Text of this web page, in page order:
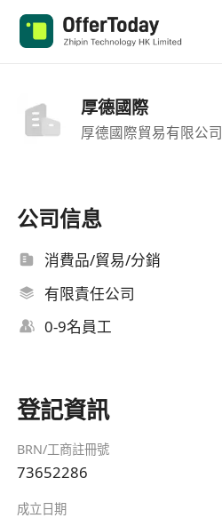
厚德國際
厚德國際貿易有限公司
公司信息
消費品/貿易/分銷
有限責任公司
0-9名員工
登記資訊
BRN/工商註冊號
73652286
成立日期